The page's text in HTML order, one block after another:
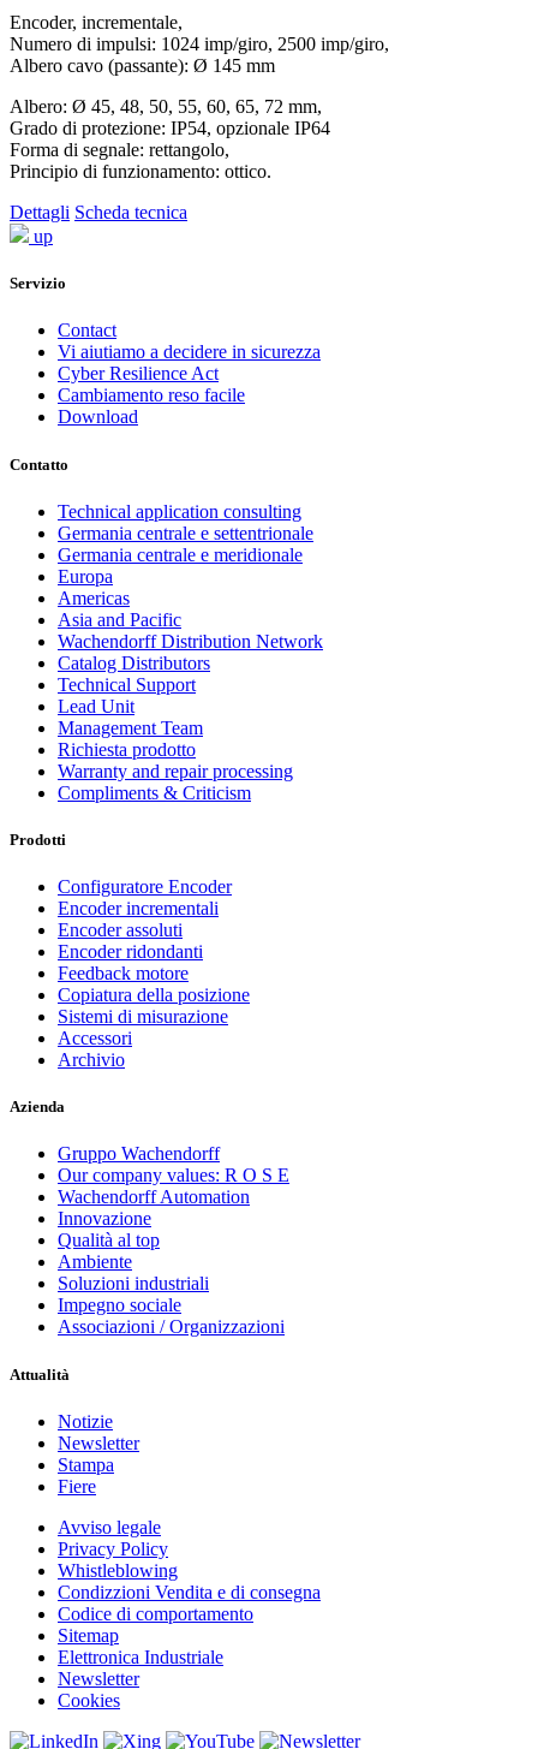
Encoder, incrementale,
Numero di impulsi: 1024 imp/giro, 2500 imp/giro,
Albero cavo (passante): Ø 145 mm
Albero: Ø 45, 48, 50, 55, 60, 65, 72 mm,
Grado di protezione: IP54, opzionale IP64
Forma di segnale: rettangolo,
Principio di funzionamento: ottico.
Dettagli Scheda tecnica
up
Servizio
Contact
Vi aiutiamo a decidere in sicurezza
Cyber Resilience Act
Cambiamento reso facile
Download
Contatto
Technical application consulting
Germania centrale e settentrionale
Germania centrale e meridionale
Europa
Americas
Asia and Pacific
Wachendorff Distribution Network
Catalog Distributors
Technical Support
Lead Unit
Management Team
Richiesta prodotto
Warranty and repair processing
Compliments & Criticism
Prodotti
Configuratore Encoder
Encoder incrementali
Encoder assoluti
Encoder ridondanti
Feedback motore
Copiatura della posizione
Sistemi di misurazione
Accessori
Archivio
Azienda
Gruppo Wachendorff
Our company values: R O S E
Wachendorff Automation
Innovazione
Qualità al top
Ambiente
Soluzioni industriali
Impegno sociale
Associazioni / Organizzazioni
Attualità
Notizie
Newsletter
Stampa
Fiere
Avviso legale
Privacy Policy
Whistleblowing
Condizzioni Vendita e di consegna
Codice di comportamento
Sitemap
Elettronica Industriale
Newsletter
Cookies